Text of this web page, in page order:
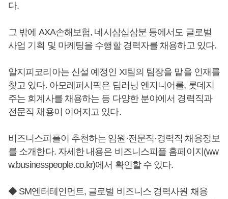
다.
그 밖에 AXA손해보험, 네시삼십삼분 등에서도 글로벌
사업 기획 및 마케팅을 수행할 경력자를 채용하고 있다.
알지피코리아는 신설 예정인 XI팀의 팀장을 맡을 인재를
찾고 있다. 아모레퍼시픽은 딥러닝 엔지니어를, 롯데지
주는 회계사를 채용하는 등 다양한 분야에서 경력직과
전문직 채용이 이어지고 있다.
비즈니스피플이 추천하는 임원·전문직·경력직 채용정보
를 소개한다. 자세한 내용은 비즈니스피플 홈페이지(ww
w.businesspeople.co.kr)에서 확인할 수 있다.
◆ SM엔터테인먼트, 글로벌 비즈니스 경력사원 채용